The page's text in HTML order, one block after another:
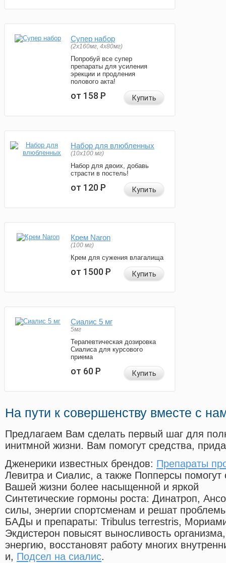
Супер набор
(2х160мг, 4х80мг)
Попробуй все супер
препараты для усиления
эрекции и продления
полового акта!
от 158Р Купить
Набор для влюбленных
(10х100 мг)
Набор для двоих, добавь
страсти в постель!
от 120Р Купить
Крем Naron
(100 мг)
Крем для сужения влагалища
от 1500Р Купить
Сиалис 5 мг
5мг
Терапевтическая дозировка
Сиалиса для курсового
приема
от 60Р Купить
На пути к совершенству вместе с
Предлагаем Вам сделать первый шаг для
инитмной жизни. Вам помогут средства,
Дженерики известных брендов: Препараты
Левитра и Сиалис, а также Попперсы помогут
Вашей жизни более насыщенной и яркой
Синтетические гормоны роста: Динатроп,
силы, энергии спортсменам и решат
БАДы и препараты: Tribulus terrestris,
Экдистерон повысят выносливость
энергию, восстановят работу многих
и, Подсел на сиалис.